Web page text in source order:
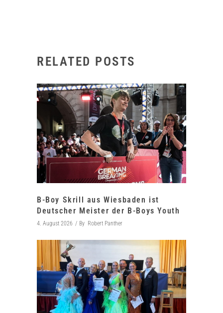
RELATED POSTS
B-Boy Skrill aus Wiesbaden ist
Deutscher Meister der B-Boys Youth
4. August 2026 By Robert Panther